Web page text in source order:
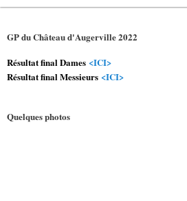
GP du Château d'Augerville 2022
Résultat final Dames <ICI>
Résultat final Messieurs <ICI>
Quelques photos